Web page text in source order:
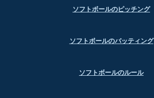
ソフトボールのピッチング
ソフトボールのバッティング
ソフトボールのルール